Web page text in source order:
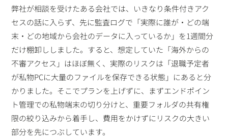
弊社が相談を受けたある会社では、いきなり条件付きアク
セスの話に入らず、先に監査ログで「実際に誰が・どの端
末・どの地域から会社のデータに入っているか」を1週間分
だけ棚卸ししました。すると、想定していた「海外からの
不審アクセス」はほぼ無く、実際のリスクは「退職予定者
が私物PCに大量のファイルを保存できる状態」にあると分
かりました。そこでプランを上げずに、まずエンドポイン
ト管理での私物端末の切り分けと、重要フォルダの共有権
限の絞り込みから着手し、費用をかけずにリスクの大きい
部分を先につぶしています。